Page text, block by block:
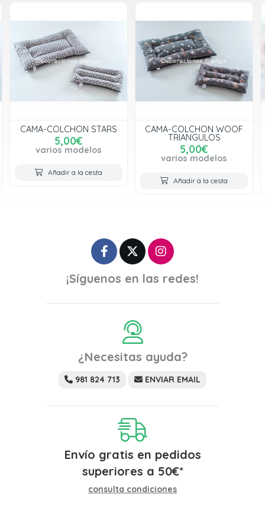
CAMA-COLCHON STARS
5,00€
varios modelos
Añadir a la cesta
CAMA-COLCHON WOOF
TRIANGULOS
5,00€
varios modelos
Añadir a la cesta
¡Síguenos en las redes!
¿Necesitas ayuda?
981 824 713 ENVIAR EMAIL
Envío gratis en pedidos
superiores a 50€*
consulta condiciones